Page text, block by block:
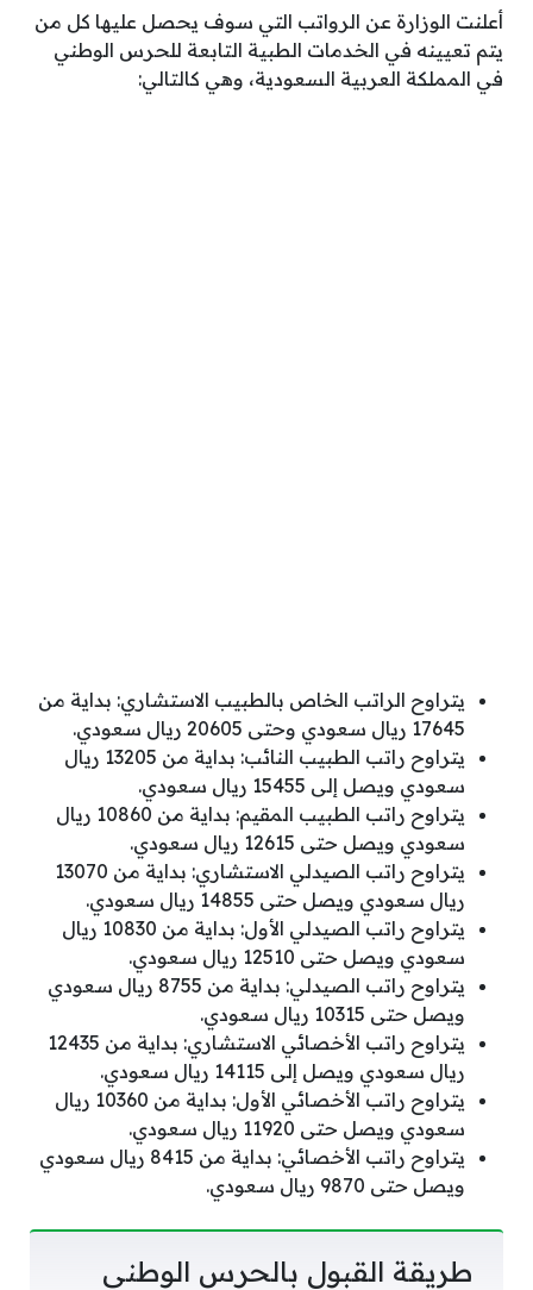
أعلنت الوزارة عن الرواتب التي سوف يحصل عليها كل من
يتم تعيينه في الخدمات الطبية التابعة للحرس الوطني
في المملكة العربية السعودية، وهي كالتالي:
يتراوح الراتب الخاص بالطبيب الاستشاري: بداية من
17645 ريال سعودي وحتى 20605 ريال سعودي.
يتراوح راتب الطبيب النائب: بداية من 13205 ريال
سعودي ويصل إلى 15455 ريال سعودي.
يتراوح راتب الطبيب المقيم: بداية من 10860 ريال
سعودي ويصل حتى 12615 ريال سعودي.
يتراوح راتب الصيدلي الاستشاري: بداية من 13070
ريال سعودي ويصل حتى 14855 ريال سعودي.
يتراوح راتب الصيدلي الأول: بداية من 10830 ريال
سعودي ويصل حتى 12510 ريال سعودي.
يتراوح راتب الصيدلي: بداية من 8755 ريال سعودي
ويصل حتى 10315 ريال سعودي.
يتراوح راتب الأخصائي الاستشاري: بداية من 12435
ريال سعودي ويصل إلى 14115 ريال سعودي.
يتراوح راتب الأخصائي الأول: بداية من 10360 ريال
سعودي ويصل حتى 11920 ريال سعودي.
يتراوح راتب الأخصائي: بداية من 8415 ريال سعودي
ويصل حتى 9870 ريال سعودي.
طريقة القبول بالحرس الوطني